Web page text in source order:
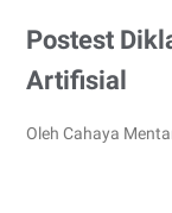
Postest
Artifisial
Oleh Cahaya